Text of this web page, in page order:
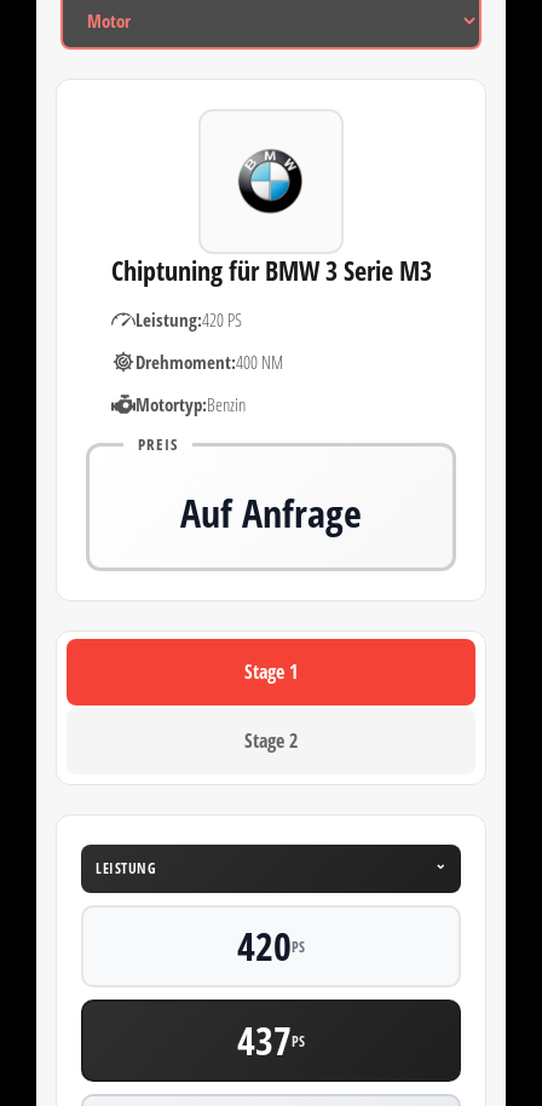
Chiptuning für BMW 3 Serie M3
Leistung:420 PS
Drehmoment:400 NM
Motortyp:Benzin
PREIS
Auf Anfrage
Stage 1
Stage 2
LEISTUNG ⌄
420PS
437PS